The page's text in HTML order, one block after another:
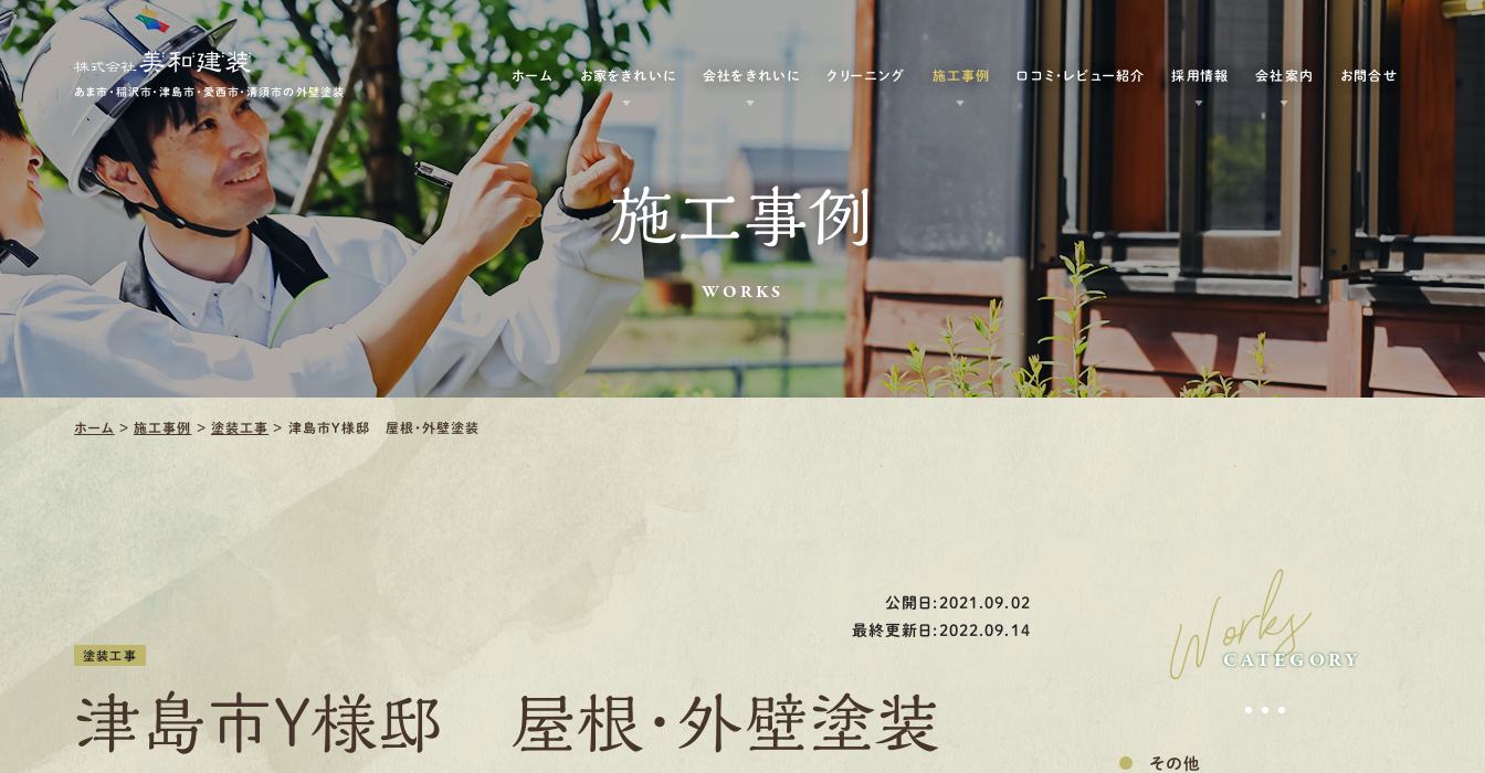
あま市・稲沢市・津島市・愛西市・清須市の外壁塗装
ホーム お家をきれいに 会社をきれいに クリーニング 施工事例 口コミ・レビュー紹介 採用情報 会社案内 お問合せ
施工事例
WORKS
ホーム > 施工事例 > 塗装工事 > 津島市Y様邸 屋根・外壁塗装
公開日:2021.09.02
最終更新日:2022.09.14
塗装工事
津島市Y様邸 屋根・外壁塗装
Works
CATEGORY
その他